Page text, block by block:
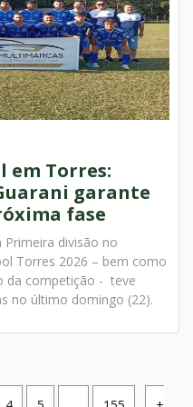
em Torres:
garante
fase
Primeira divisão no
Torres 2026 – bem como
da competição - teve
no último domingo (22).